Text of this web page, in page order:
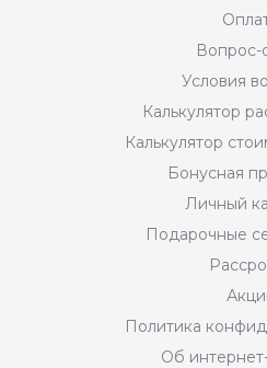
Вопрос-
Условия
Калькулятор
Калькулятор
Бонусная
Личный
Подарочные
Политика
Об